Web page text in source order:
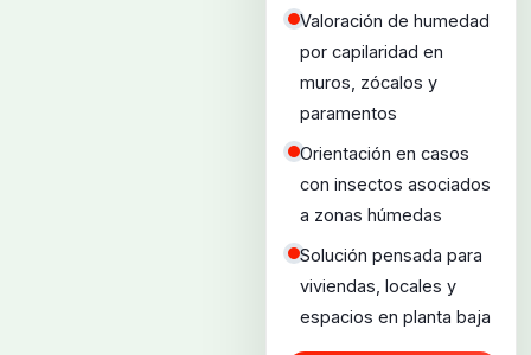
Valoración de humedad
por capilaridad en
muros, zócalos y
paramentos
Orientación en casos
con insectos asociados
a zonas húmedas
Solución pensada para
viviendas, locales y
espacios en planta baja